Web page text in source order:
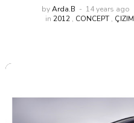
byArda.B
14 years ago
in 2012, CONCEPT, ÇIZIM